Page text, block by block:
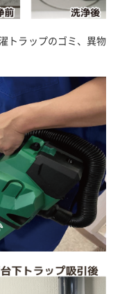
トラップのゴミ、異物